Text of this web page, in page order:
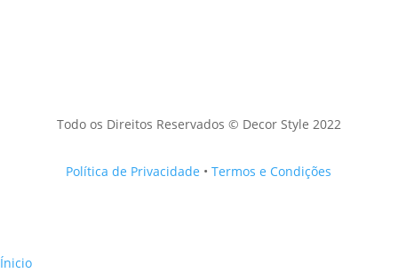
Todo os Direitos Reservados © Decor Style 2022
Política de Privacidade •Termos e Condições
Ínicio